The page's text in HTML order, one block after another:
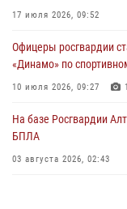
Сотрудники
03 июля 2026, 04:03
Управление
02 июля 2026, 00:55
В краевом управлении
17 июля 2026, 09:52
Офицеры росгвардии
«Динамо» по
10 июля 2026, 09:27 1
На базе Росгвардии
БПЛА
03 августа 2026, 02:43